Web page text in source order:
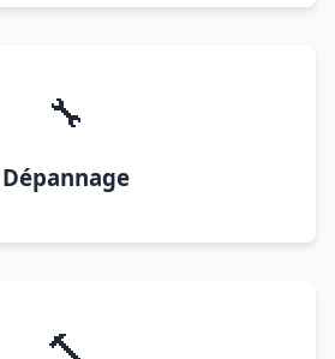
🔧
Dépannage
🔨